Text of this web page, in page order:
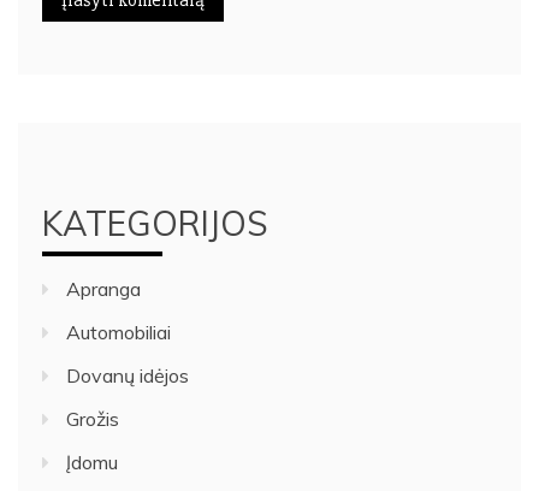
KATEGORIJOS
Apranga
Automobiliai
Dovanų idėjos
Grožis
Įdomu